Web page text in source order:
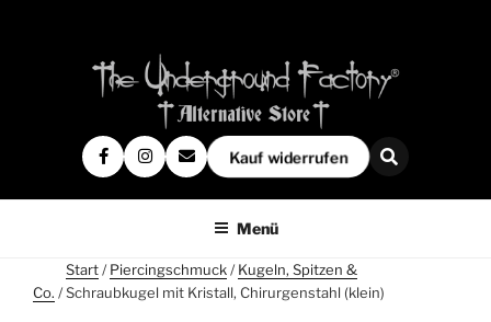
Kauf widerrufen
Menü
Start/Piercingschmuck/Kugeln, Spitzen &
Co. / Schraubkugel mit Kristall, Chirurgenstahl (klein)